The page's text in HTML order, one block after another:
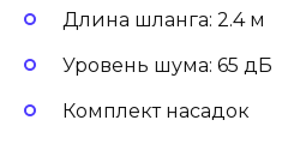
Длина шланга: 2.4 м
Уровень шума: 65 дБ
Комплект насадок